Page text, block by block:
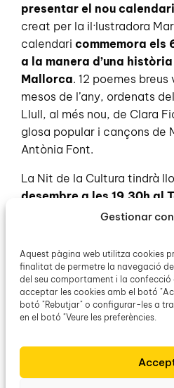
Gestionar
Aquest pàgina web utilitza cookies
finalitat de permetre la navegació
del seu comportament i la
acceptar les cookies amb el botó
botó "Rebutjar" o configurar-les a
en el botó "Veure les preferències.
presentar el nou calendari
creat per la il·lustradora
calendaricommemora els
a la manera d’una història
Mallorca. 12 poemes
mesos de l’any, ordenats
Llull, al més nou, de Clara
glosa popular i cançons de
Antònia Font.
La Nit de la Cultura tindrà
desembre a les 19.30h al
i comptarà amb la
Generalitat de Catalunya i
Les entrades per a
venda i es podran reservar